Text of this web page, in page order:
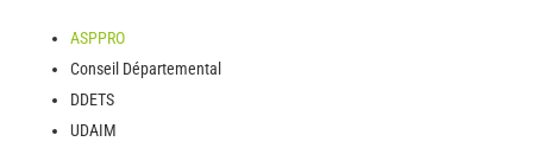
ASPPRO
Conseil Départemental
DDETS
UDAIM